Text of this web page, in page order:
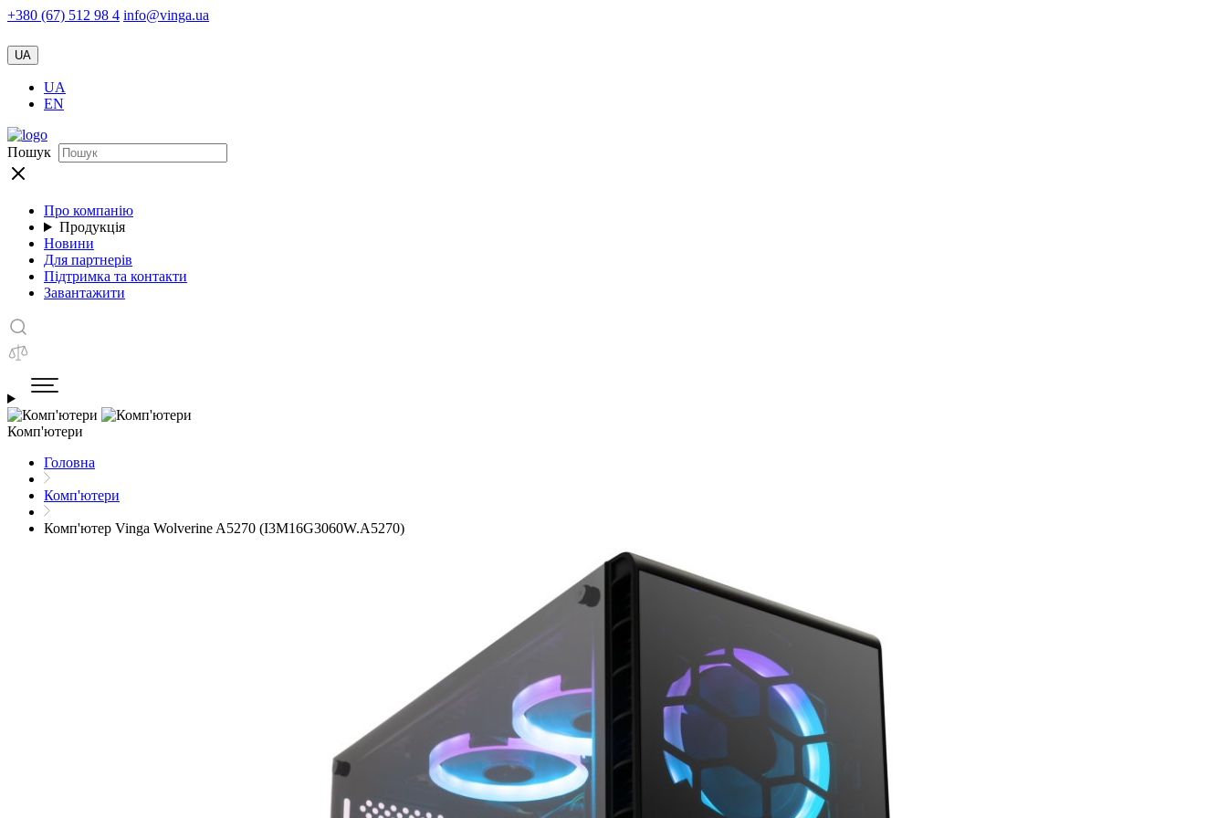
+380 (67) 512 98 4 info@vinga.ua
UA
UA
EN
Пошук
Про компанію
Продукція
Новини
Для партнерів
Підтримка та контакти
Завантажити
Комп'ютери
Головна
Комп'ютери
Комп'ютер Vinga Wolverine A5270 (I3M16G3060W.A5270)